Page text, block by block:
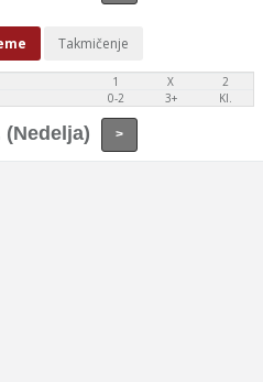
Takmičenje
1 X
2
0-2
3+ Kl.
(Nedelja) >